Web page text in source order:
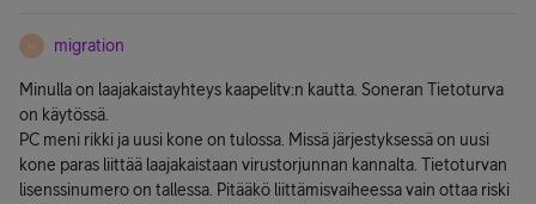
M migration
Minulla on laajakaistayhteys kaapelitv:n kautta. Soneran Tietoturva
on käytössä.
PC meni rikki ja uusi kone on tulossa. Missä järjestyksessä on uusi
kone paras liittää laajakaistaan virustorjunnan kannalta. Tietoturvan
lisenssinumero on tallessa. Pitääkö liittämisvaiheessa vain ottaa riski